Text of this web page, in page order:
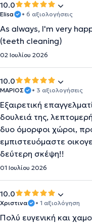
10.0
Elisa • 6 αξιολογήσεις
As always, I'm very
(teeth cleaning)
02 Ιουλίου 2026
10.0
ΜΑΡΙΟΣ • 3 αξιολογήσεις
Εξαιρετική
δουλειά της,
δυο όμορφοι χώροι,
εμπιστευόμαστε
δεύτερη σκέψη!!
01 Ιουλίου 2026
10.0
Χριστινα • 1 αξιολόγηση
Πολύ ευγενική και